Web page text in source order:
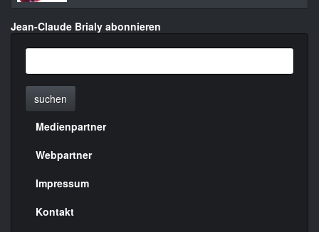
Jean-Claude Brialy abonnieren
suchen
Menülinks
rechte
Seite
Medienpartner
Webpartner
Impressum
Kontakt